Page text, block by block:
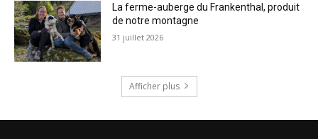
La ferme-auberge du Frankenthal, produit
de notre montagne
31 juillet 2026
Afficher plus